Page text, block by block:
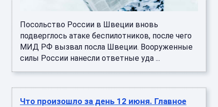
Посольство России в Швеции вновь
подверглось атаке беспилотников, после чего
МИД РФ вызвал посла Швеции. Вооруженные
силы России нанесли ответные уда ...
Что произошло за день 12 июня. Главное